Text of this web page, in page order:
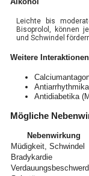
Leichte bis
Bisoprolol, können
und Schwindel
Weitere Interaktionen
Antidiabetika
Mögliche
Nebenwirkung
Müdigkeit, Schwindel
Bradykardie